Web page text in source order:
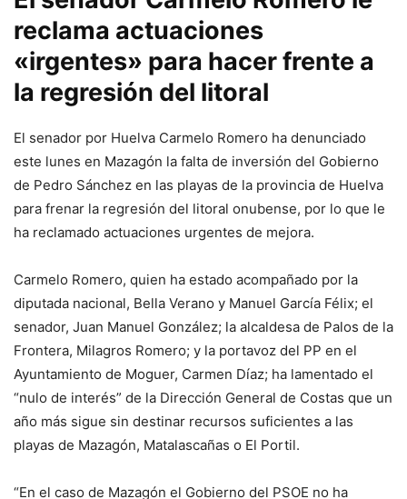
reclama actuaciones
«irgentes» para hacer frente a
la regresión del litoral
El senador por Huelva Carmelo Romero ha denunciado
este lunes en Mazagón la falta de inversión del Gobierno
de Pedro Sánchez en las playas de la provincia de Huelva
para frenar la regresión del litoral onubense, por lo que le
ha reclamado actuaciones urgentes de mejora.
Carmelo Romero, quien ha estado acompañado por la
diputada nacional, Bella Verano y Manuel García Félix; el
senador, Juan Manuel González; la alcaldesa de Palos de la
Frontera, Milagros Romero; y la portavoz del PP en el
Ayuntamiento de Moguer, Carmen Díaz; ha lamentado el
“nulo de interés” de la Dirección General de Costas que un
año más sigue sin destinar recursos suficientes a las
playas de Mazagón, Matalascañas o El Portil.
“En el caso de Mazagón el Gobierno del PSOE no ha